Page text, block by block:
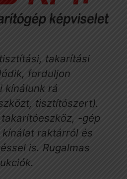
takarítási
forduljon
kínálunk rá
tisztítószert).
-gép
raktárról és
is. Rugalmas